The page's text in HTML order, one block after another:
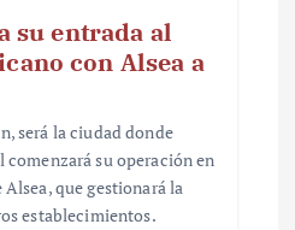
su entrada al
con Alsea a
será la ciudad donde
su operación en
que gestionará la
establecimientos.